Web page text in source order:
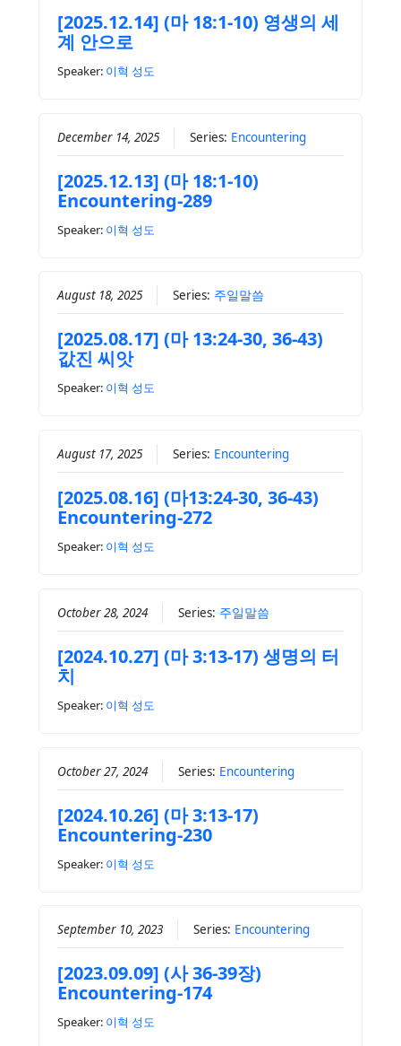
[2025.12.14] (마 18:1-10) 영생의 세
계 안으로
Speaker: 이혁 성도
December 14, 2025 Series: Encountering
[2025.12.13] (마 18:1-10)
Encountering-289
Speaker: 이혁 성도
August 18, 2025 Series: 주일말씀
[2025.08.17] (마 13:24-30, 36-43)
값진 씨앗
Speaker: 이혁 성도
August 17, 2025 Series: Encountering
[2025.08.16] (마13:24-30, 36-43)
Encountering-272
Speaker: 이혁 성도
October 28, 2024 Series: 주일말씀
[2024.10.27] (마 3:13-17) 생명의 터
치
Speaker: 이혁 성도
October 27, 2024 Series: Encountering
[2024.10.26] (마 3:13-17)
Encountering-230
Speaker: 이혁 성도
September 10, 2023 Series: Encountering
[2023.09.09] (사 36-39장)
Encountering-174
Speaker: 이혁 성도